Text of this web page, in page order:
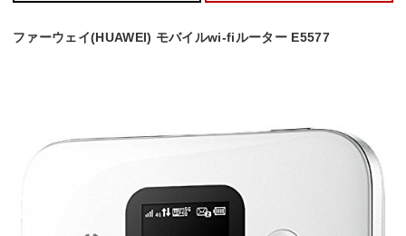
ファーウェイ(HUAWEI) モバイルwi-fiルーター E5577